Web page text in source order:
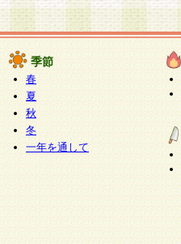
季節
春
夏
秋
冬
一年を通して